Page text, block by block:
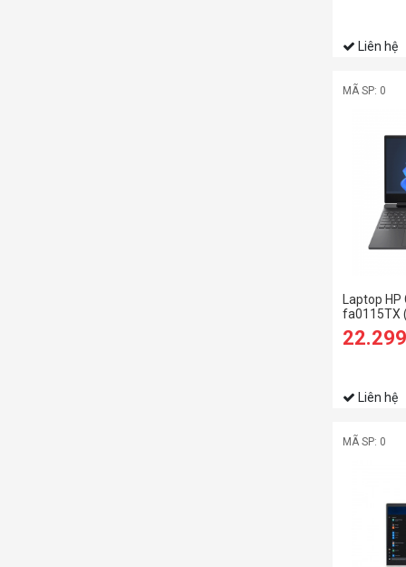
Liên hệ
MÃ SP: 0
Laptop
fa0115TX
12500H/
SSD/15.6
Liên hệ
MÃ SP: 0